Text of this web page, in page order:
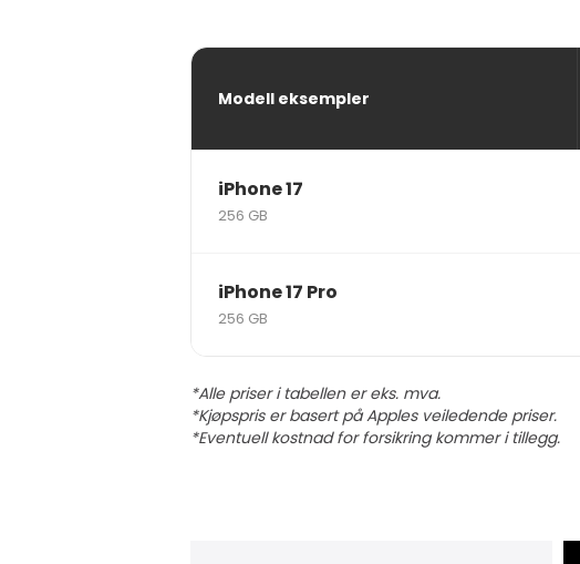
Modell eksempler
iPhone 17
256 GB
iPhone 17 Pro
256 GB
*Alle priser i tabellen er eks. mva.
*Kjøpspris er basert på Apples veiledende priser.
*Eventuell kostnad for forsikring kommer i tillegg.